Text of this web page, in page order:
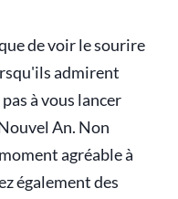
de voir le sourire
admirent
à vous lancer
An. Non
agréable à
également des